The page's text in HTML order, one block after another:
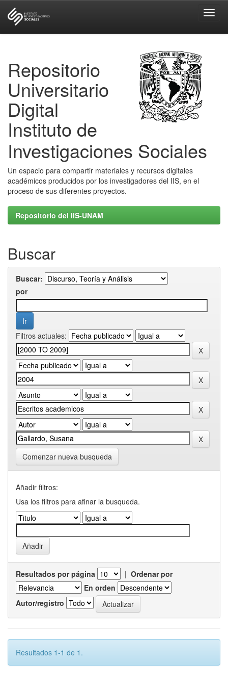
Repositorio
Universitario
Digital
Instituto de
Investigaciones Sociales
Un espacio para compartir materiales y recursos digitales
académicos producidos por los investigadores del IIS, en el
proceso de sus diferentes proyectos.
Repositorio del IIS-UNAM
Buscar
Buscar:
por
Filtros actuales:
Comenzar nueva busqueda
Añadir filtros:
Usa los filtros para afinar la busqueda.
Resultados por página | Ordenar por
En orden
Autor/registro
Resultados 1-1 de 1.